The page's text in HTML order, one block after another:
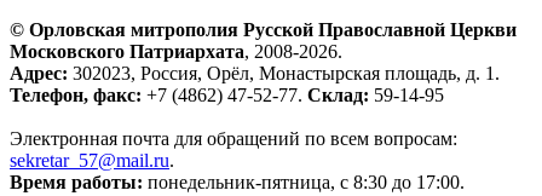
© Орловская митрополия Русской Православной Церкви
Московского Патриархата, 2008-2026.
Адрес: 302023, Россия, Орёл, Монастырская площадь, д. 1.
Телефон, факс: +7 (4862) 47-52-77. Склад: 59-14-95
Электронная почта для обращений по всем вопросам:
sekretar_57@mail.ru.
Время работы: понедельник-пятница, с 8:30 до 17:00.